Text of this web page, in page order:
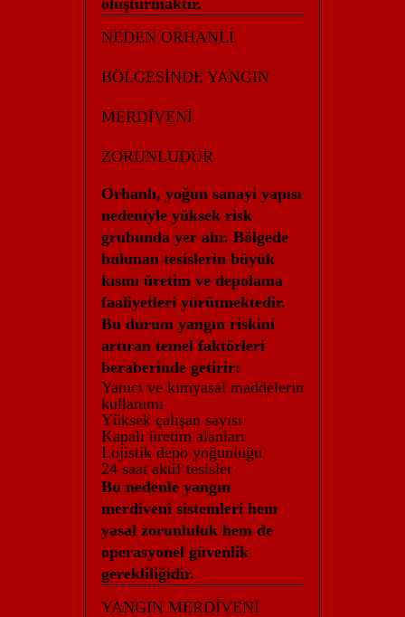
oluşturmaktır.
NEDEN ORHANLI
BÖLGESİNDE YANGIN
MERDİVENİ
ZORUNLUDUR
Orhanlı, yoğun sanayi yapısı
nedeniyle yüksek risk
grubunda yer alır. Bölgede
bulunan tesislerin büyük
kısmı üretim ve depolama
faaliyetleri yürütmektedir.
Bu durum yangın riskini
artıran temel faktörleri
beraberinde getirir:
Yanıcı ve kimyasal maddelerin
kullanımı
Yüksek çalışan sayısı
Kapalı üretim alanları
Lojistik depo yoğunluğu
24 saat aktif tesisler
Bu nedenle yangın
merdiveni sistemleri hem
yasal zorunluluk hem de
operasyonel güvenlik
gerekliliğidir.
YANGIN MERDİVENİ